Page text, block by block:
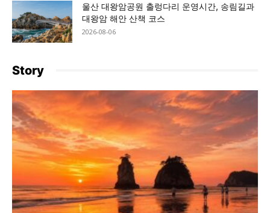
울산 대왕암공원 출렁다리 운영시간, 송림길과
대왕암 해안 산책 코스
2026-08-06
Story